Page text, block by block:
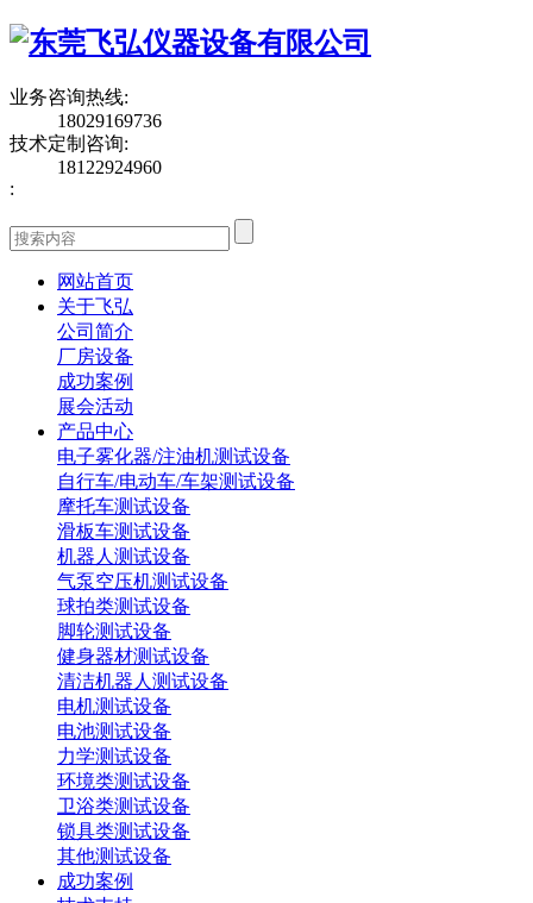
业务咨询热线:
18029169736
技术定制咨询:
18122924960
:
网站首页
关于飞弘
公司简介
厂房设备
成功案例
展会活动
产品中心
电子雾化器/注油机测试设备
自行车/电动车/车架测试设备
摩托车测试设备
滑板车测试设备
机器人测试设备
气泵空压机测试设备
球拍类测试设备
脚轮测试设备
健身器材测试设备
清洁机器人测试设备
电机测试设备
电池测试设备
力学测试设备
环境类测试设备
卫浴类测试设备
锁具类测试设备
其他测试设备
成功案例